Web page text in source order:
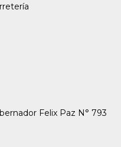
Felix Paz N° 793